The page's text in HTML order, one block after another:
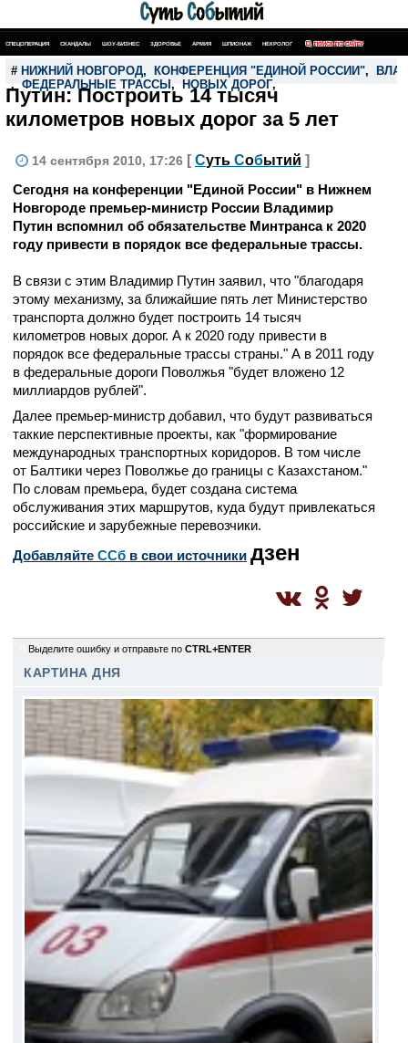
СПЕЦОПЕРАЦИЯ СКАНДАЛЫ ШОУ-БИЗНЕС ЗДОРОВЬЕ АРМИЯ ШПИОНАЖ НЕКРОЛОГ ПОИСК ПО САЙТУ
# НИЖНИЙ НОВГОРОД, КОНФЕРЕНЦИЯ "ЕДИНОЙ РОССИИ",
, ФЕДЕРАЛЬНЫЕ ТРАССЫ , НОВЫХ ДОРОГ,
Путин: Построить 14 тысяч
километров новых дорог за 5 лет
14 сентября 2010, 17:26 [ Суть Событий ]
Сегодня на конференции "Единой России" в Нижнем
Новгороде премьер-министр России Владимир
Путин вспомнил об обязательстве Минтранса к 2020
году привести в порядок все федеральные трассы.
В связи с этим Владимир Путин заявил, что "благодаря
этому механизму, за ближайшие пять лет Министерство
транспорта должно будет построить 14 тысяч
километров новых дорог. А к 2020 году привести в
порядок все федеральные трассы страны." А в 2011 году
в федеральные дороги Поволжья "будет вложено 12
миллиардов рублей".
Далее премьер-министр добавил, что будут развиваться
таккие перспективные проекты, как "формирование
международных транспортных коридоров. В том числе
от Балтики через Поволжье до границы с Казахстаном."
По словам премьера, будет создана система
обслуживания этих маршрутов, куда будут привлекаться
российские и зарубежные перевозчики.
Добавляйте CСб в свои источники дзен
Выделите ошибку и отправьте по CTRL+ENTER
КАРТИНА ДНЯ